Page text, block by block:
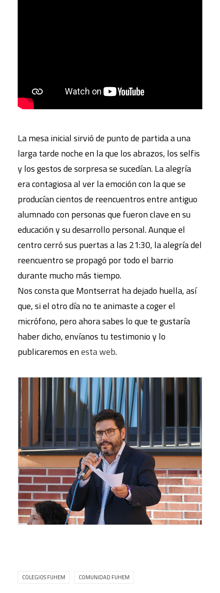
La mesa inicial sirvió de punto de partida a una
larga tarde noche en la que los abrazos, los selfis
y los gestos de sorpresa se sucedían. La alegría
era contagiosa al ver la emoción con la que se
producían cientos de reencuentros entre antiguo
alumnado con personas que fueron clave en su
educación y su desarrollo personal. Aunque el
centro cerró sus puertas a las 21:30, la alegría del
reencuentro se propagó por todo el barrio
durante mucho más tiempo.
Nos consta que Montserrat ha dejado huella, así
que, si el otro día no te animaste a coger el
micrófono, pero ahora sabes lo que te gustaría
haber dicho, envíanos tu testimonio y lo
publicaremos enesta web.
COLEGIOS FUHEM COMUNIDAD FUHEM